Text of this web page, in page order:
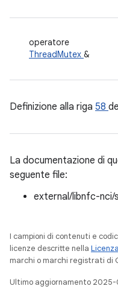
operatore
ThreadMutex &
Definizione alla riga 58
La documentazione di
seguente file:
external/libnfc-nci/
I campioni di contenuti e
licenze descritte nella
marchi o marchi registrati di
Ultimo aggiornamento 2025-